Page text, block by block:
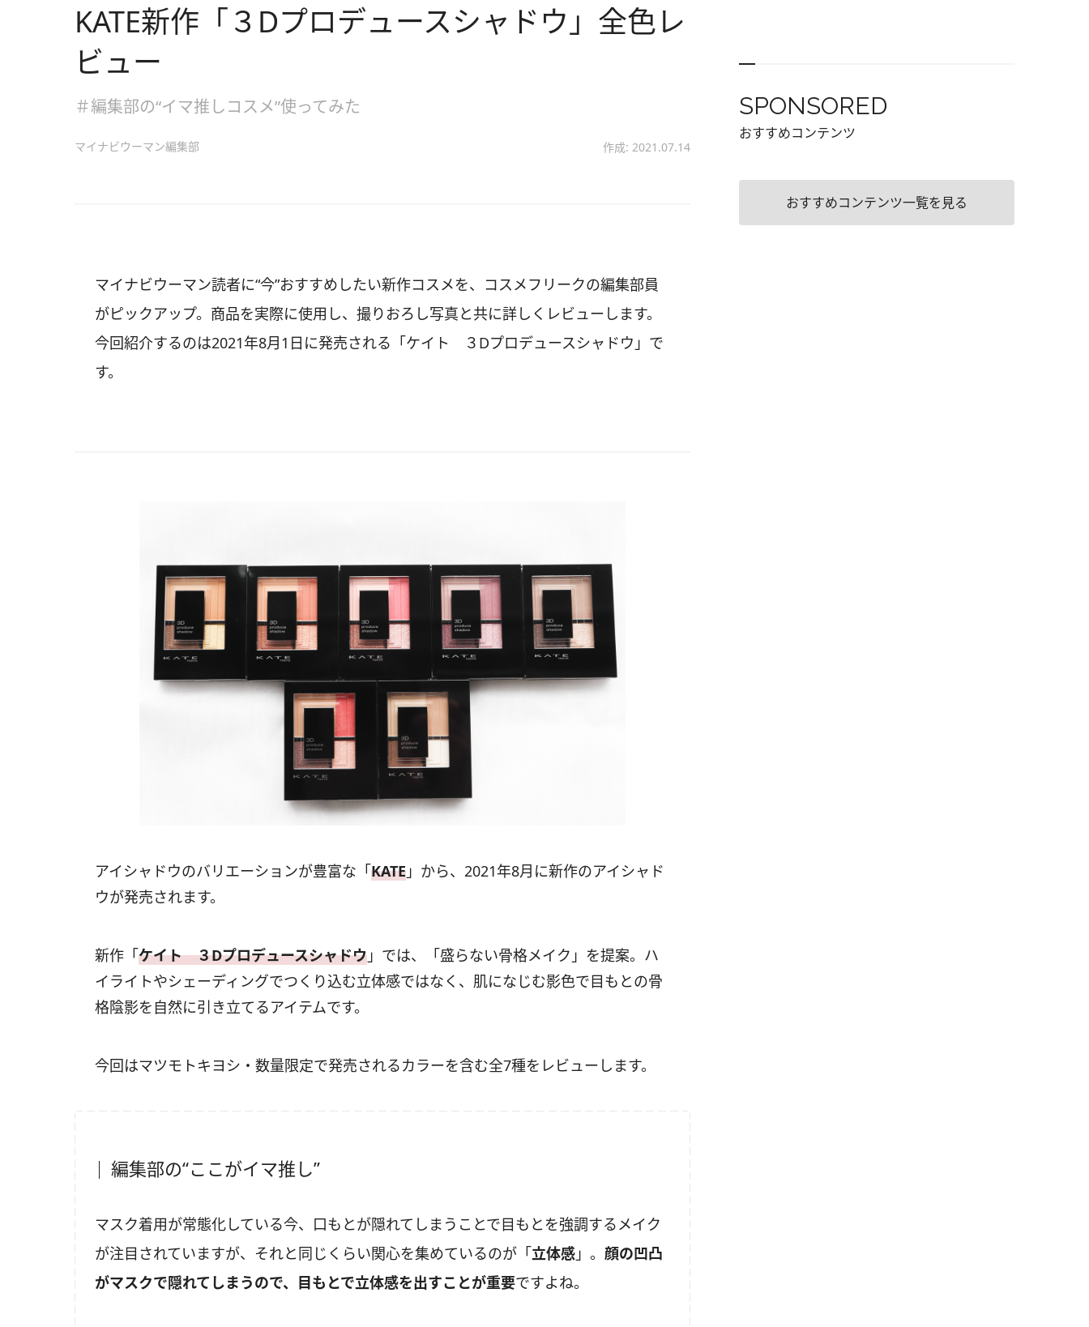
KATE新作「３Dプロデュースシャドウ」全色レ
ビュー
＃編集部の“イマ推しコスメ”使ってみた
マイナビウーマン編集部 作成: 2021.07.14
マイナビウーマン読者に“今”おすすめしたい新作コスメを、コスメフリークの編集部員
がピックアップ。商品を実際に使用し、撮りおろし写真と共に詳しくレビューします。
今回紹介するのは2021年8月1日に発売される「ケイト ３Dプロデュースシャドウ」で
す。
アイシャドウのバリエーションが豊富な「KATE 」から、2021年8月に新作のアイシャド
ウが発売されます。
新作「ケイト ３Dプロデュースシャドウ 」では、「盛らない骨格メイク」を提案。ハ
イライトやシェーディングでつくり込む立体感ではなく、肌になじむ影色で目もとの骨
格陰影を自然に引き立てるアイテムです。
今回はマツモトキヨシ・数量限定で発売されるカラーを含む全7種をレビューします。
編集部の“ここがイマ推し”
マスク着用が常態化している今、口もとが隠れてしまうことで目もとを強調するメイク
が注目されていますが、それと同じくらい関心を集めているのが「立体感 」。 顔の凹凸
がマスクで隠れてしまうので、目もとで立体感を出すことが重要ですよね。
SPONSORED
おすすめコンテンツ
おすすめコンテンツ一覧を見る